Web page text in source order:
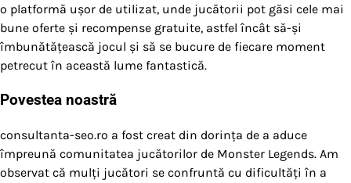
o platformă ușor de utilizat, unde jucătorii pot găsi cele mai
bune oferte și recompense gratuite, astfel încât să-și
îmbunătățească jocul și să se bucure de fiecare moment
petrecut în această lume fantastică.
Povestea noastră
consultanta-seo.ro a fost creat din dorința de a aduce
împreună comunitatea jucătorilor de Monster Legends. Am
observat că mulți jucători se confruntă cu dificultăți în a